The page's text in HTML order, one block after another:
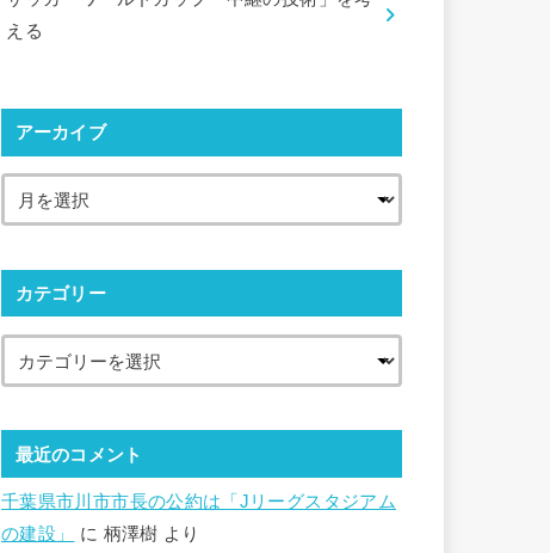
える
アーカイブ
カテゴリー
最近のコメント
千葉県市川市市長の公約は「Jリーグスタジアム
の建設」
に 柄澤樹 より